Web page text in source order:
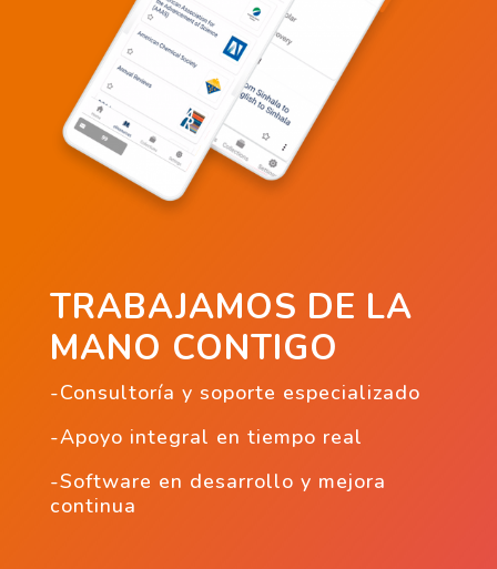
TRABAJAMOS DE LA
MANO CONTIGO
-Consultoría y soporte especializado
-Apoyo integral en tiempo real
-Software en desarrollo y mejora
continua